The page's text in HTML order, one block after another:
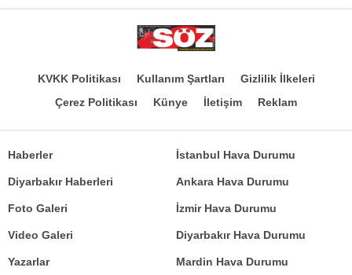
KVKK Politikası Kullanım Şartları
Gizlilik İlkeleri
Çerez Politikası
Künye İletişim Reklam
Haberler
Diyarbakır Haberleri
Foto Galeri
Video Galeri
Yazarlar
İstanbul Hava Durumu
Ankara Hava Durumu
İzmir Hava Durumu
Diyarbakır Hava Durumu
Mardin Hava Durumu